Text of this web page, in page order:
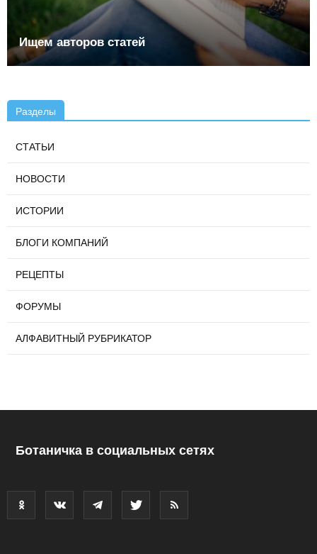
Ищем авторов статей
Разделы
СТАТЬИ
НОВОСТИ
ИСТОРИИ
БЛОГИ КОМПАНИЙ
РЕЦЕПТЫ
ФОРУМЫ
АЛФАВИТНЫЙ РУБРИКАТОР
Ботаничка в социальных сетях